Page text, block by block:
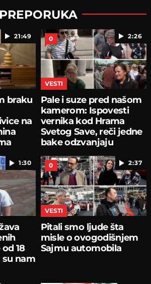
PREPORUKA
21:49
braku
na
2:26
0
VESTI
Pale i suze pred našom
kamerom: Ispovesti
vernika kod Hrama
Svetog Save, reči jedne
bake odzvanjaju
1:30
18
su nam
2:37
0
VESTI
Pitali smo ljude šta
misle o ovogodišnjem
Sajmu automobila